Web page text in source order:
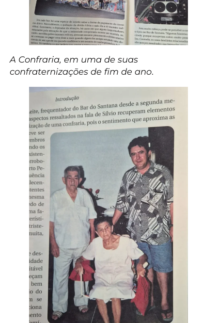
A Confraria, em uma de suas
confraternizações de fim de ano.